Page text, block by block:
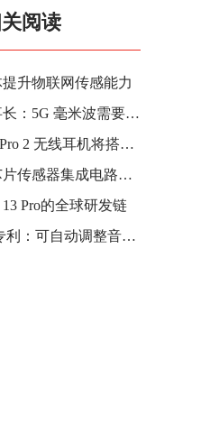
阅读
升物联网传感能力
中国移动原董事长：5G 毫米波需要得到发展，可为 6G 积累经验
曝苹果 AirPods Pro 2 无线耳机将搭载运动传感器，首次支持健身追踪
万物互联之下芯片传感器集成电路的发展尤为重要
Pro的全球研发链
苹果AirPods新专利：可自动调整音量避免用户发生意外